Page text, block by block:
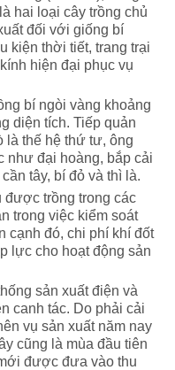
hai loại cây trồng chủ
đối với giống bí
kiện thời tiết, trang trại
hiện đại phục vụ
bí ngòi vàng khoảng
diện tích. Tiếp quản
là thế hệ thứ tư, ông
như đại hoàng, bắp cải
tây, bí đỏ và thì là.
được trồng trong các
trong việc kiểm soát
cạnh đó, chi phí khí đốt
lực cho hoạt động sản
sản xuất điện và
canh tác. Do phải cải
vụ sản xuất năm nay
cũng là mùa đầu tiên
được đưa vào thu